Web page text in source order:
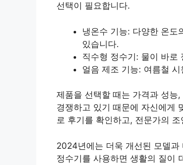
선택이 필요합니다.
냉온수 기능: 다양한 온도
있습니다.
직수형 정수기: 물이 바로
얼음 제조 기능: 여름철
제품을 선택할 때는 가격과 성능,
경쟁하고 있기 때문에 자신에게
로 후기를 확인하고, 전문가의
2024년에는 더욱 개선된 모델
정수기를 사용하면 생활의 질이